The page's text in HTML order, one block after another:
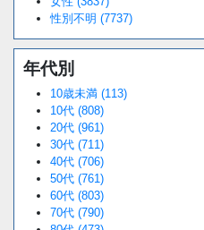
性別不明 (7737)
年代別
10歳未満 (113)
10代 (808)
20代 (961)
30代 (711)
40代 (706)
50代 (761)
60代 (803)
70代 (790)